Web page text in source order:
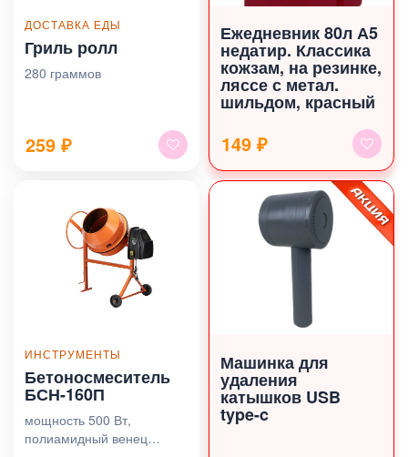
ДОСТАВКА ЕДЫ
Гриль ролл
280 граммов
259 ₽
Ежедневник 80л А5
недатир. Классика
кожзам, на резинке,
ляссе с метал.
шильдом, красный
149 ₽
ИНСТРУМЕНТЫ
Бетоносмеситель
БСН-160П
мощность 500 Вт,
полиамидный венец
Машинка для
удаления
катышков USB
type-c